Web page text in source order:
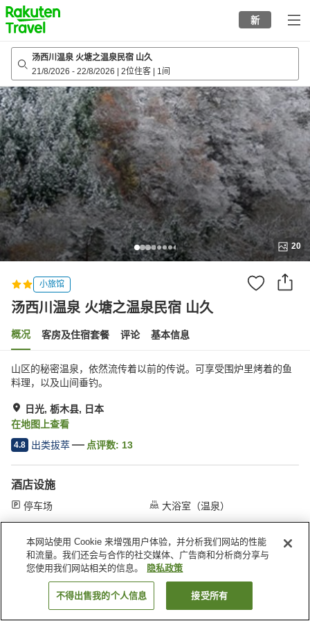
to
top
page
新
汤西川温泉 火塘之温泉民宿 山久
21/8/2026 - 22/8/2026 2位住客 1间
20
小旅馆
汤西川温泉 火塘之温泉民宿 山久
概况 客房及住宿套餐 评论 基本信息
山区的秘密温泉，依然流传着以前的传说。可享受围炉里烤着的鱼
料理，以及山间垂钓。
日光, 栃木县, 日本
在地图上查看
4.8 出类拔萃 点评数: 13
酒店设施
停车场 大浴室（温泉）
首页 日本 栃木县 日光 汤西川温泉 火塘之温泉民宿 山久
搜索客房
本网站使用 Cookie 来增强用户体验，并分析我们网站的性能
和流量。我们还会与合作的社交媒体、广告商和分析商分享与
您使用我们网站相关的信息。
隐私政策
不得出售我的个人信息 接受所有